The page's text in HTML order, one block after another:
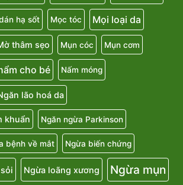
hạ sốt Mọc tóc Mọi loại da
thâm sẹo Mụn cóc Mụn cơm
cho bé Nấm móng
lão hoá da
khuẩn Ngăn ngừa Parkinson
bệnh về mắt Ngừa biến chứng
Ngừa loãng xương Ngừa mụn